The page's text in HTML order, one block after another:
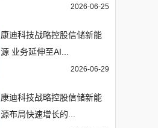
2026-06-25
康迪科技战略控股信储新能
源 业务延伸至AI...
2026-06-29
康迪科技战略控股信储新能
源布局快速增长的...